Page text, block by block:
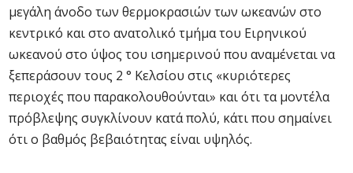
μεγάλη άνοδο των θερμοκρασιών των ωκεανών στο
κεντρικό και στο ανατολικό τμήμα του Ειρηνικού
ωκεανού στο ύψος του ισημερινού που αναμένεται να
ξεπεράσουν τους 2 ° Κελσίου στις «κυριότερες
περιοχές που παρακολουθούνται» και ότι τα μοντέλα
πρόβλεψης συγκλίνουν κατά πολύ, κάτι που σημαίνει
ότι ο βαθμός βεβαιότητας είναι υψηλός.